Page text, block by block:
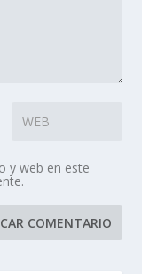
y web en este